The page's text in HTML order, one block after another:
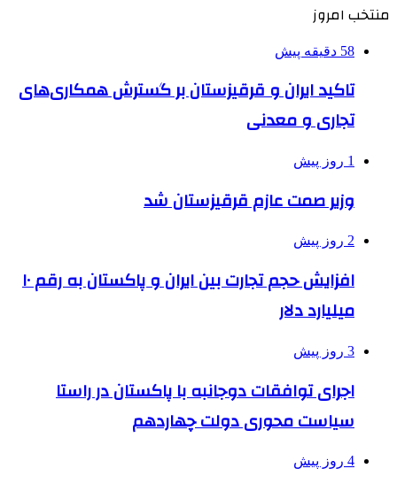
منتخب امروز
58 دقیقه پیش
تاکید ایران و قرقیزستان بر گسترش همکاری‌های
تجاری و معدنی
1 روز پیش
وزیر صمت عازم قرقیزستان شد
2 روز پیش
افزایش حجم تجارت بین ایران و پاکستان به رقم ۱۰
میلیارد دلار
3 روز پیش
اجرای توافقات دوجانبه با پاکستان در راستا
سیاست محوری دولت چهاردهم
4 روز پیش